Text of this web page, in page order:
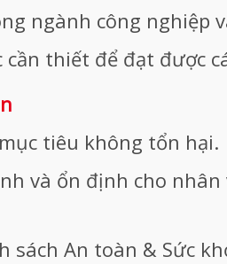
ngành công nghiệp
thiết để đạt được
tiêu không tổn hại.
và ổn định cho
An toàn & Sức